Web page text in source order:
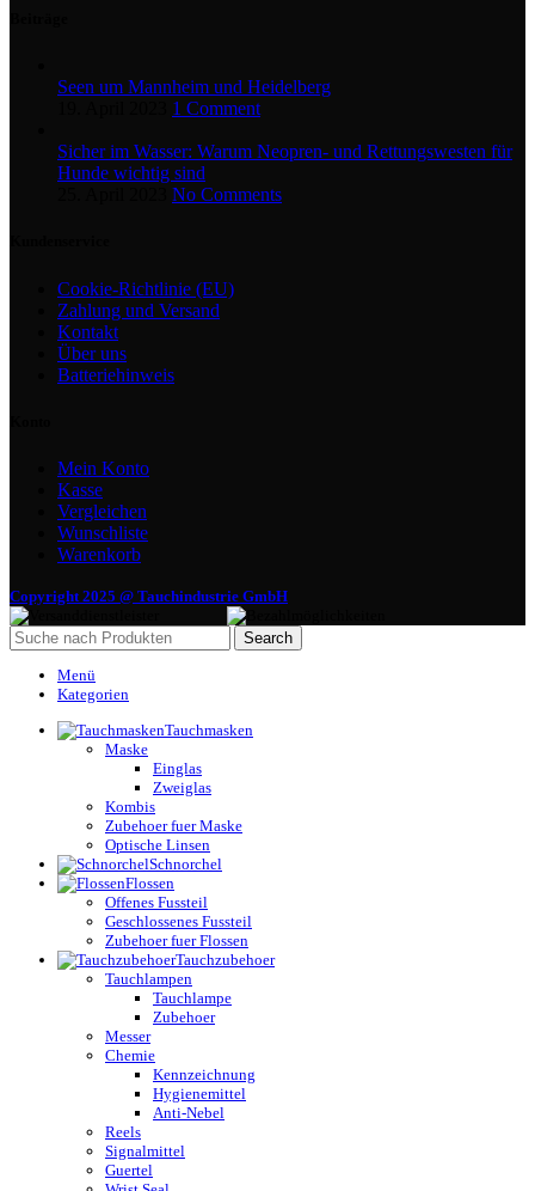
Seen um Mannheim und Heidelberg
1 Comment
Sicher im Wasser: Warum Neopren- und Rettungswesten für
Hunde wichtig sind
No Comments
Cookie-Richtlinie (EU)
Zahlung und Versand
Kontakt
Über uns
Batteriehinweis
Mein Konto
Kasse
Vergleichen
Wunschliste
Warenkorb
Copyright 2025 @ Tauchindustrie GmbH
Search
Menü
Kategorien
Tauchmasken
Maske
Einglas
Zweiglas
Kombis
Zubehoer fuer Maske
Optische Linsen
Schnorchel
Flossen
Offenes Fussteil
Geschlossenes Fussteil
Zubehoer fuer Flossen
Tauchzubehoer
Tauchlampen
Tauchlampe
Zubehoer
Messer
Chemie
Kennzeichnung
Hygienemittel
Anti-Nebel
Reels
Signalmittel
Guertel